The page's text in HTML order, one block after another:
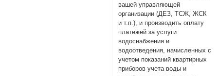
вашей управляющей
организации (ДЕЗ, ТСЖ, ЖСК
и т.п.), и производить оплату
платежей за услуги
водоснабжения и
водоотведения, начисленных с
учетом показаний квартирных
приборов учета воды и